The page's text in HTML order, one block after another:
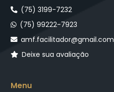
(75) 3199-7232
(75) 99222-7923
amf.facilitador@gmail.com
Deixe sua avaliação
Menu